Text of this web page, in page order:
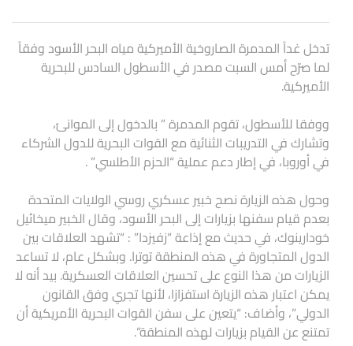
تدخل غداً المدمرة الصاروخية الأميركية مياه البحر الأسود وفقاً
لما صرّح أمس السبت مصدر في الأسطول السادس للبحرية
الأميركية.
ووفقا للأسطول، تقوم المدمرة ” بالدخول إلى الموانئ،
وتشارك في التدريبات الثنائية مع القوات البحرية للدول الشركاء
في أوروبا، في إطار دعم عملية “الحزم الأطلسي” .
وحول هذه الزيارة نصح خبير عسكري روسي الولايات المتحدة
بعدم قيام سفنها بزيارات إلى البحر الأسود، وقال الخبير ميخائيل
خودارينوك، في حديث مع إذاعة “زفيزدا” : “تشهد العلاقات بين
الدول المتجاورة في هذه المنطقة توترا. وبشكل عام، لا تساعد
الزيارات من هذا النوع على تحسين العلاقات العسكرية. بيد أنه لا
يمكن اعتبار هذه الزيارة استفزازا، لأنها تجري وفق القانون
الدولي”، وأضاف: “يتعين على سفن القوات البحرية الأمريكية أن
تمتنع عن القيام بزيارات لهذه المنطقة”.